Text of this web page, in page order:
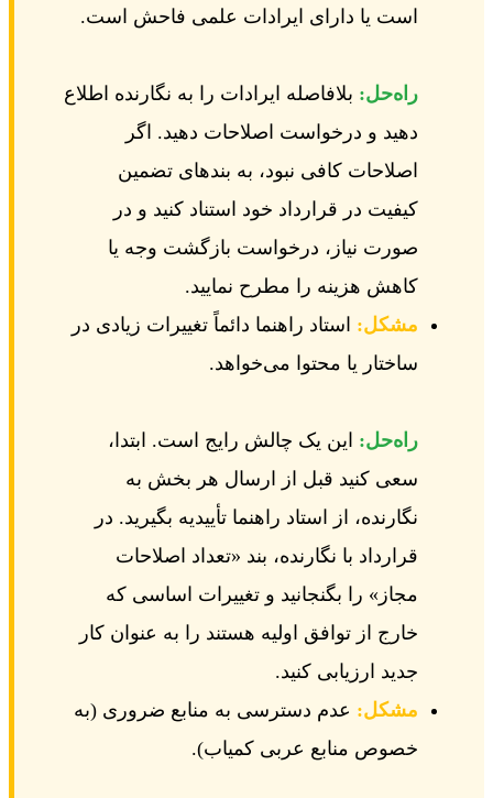
است یا دارای ایرادات علمی فاحش است.
راه‌حل: بلافاصله ایرادات را به نگارنده اطلاع
دهید و درخواست اصلاحات دهید. اگر
اصلاحات کافی نبود، به بندهای تضمین
کیفیت در قرارداد خود استناد کنید و در
صورت نیاز، درخواست بازگشت وجه یا
کاهش هزینه را مطرح نمایید.
مشکل: استاد راهنما دائماً تغییرات زیادی در
ساختار یا محتوا می‌خواهد.
راه‌حل: این یک چالش رایج است. ابتدا،
سعی کنید قبل از ارسال هر بخش به
نگارنده، از استاد راهنما تأییدیه بگیرید. در
قرارداد با نگارنده، بند «تعداد اصلاحات
مجاز» را بگنجانید و تغییرات اساسی که
خارج از توافق اولیه هستند را به عنوان کار
جدید ارزیابی کنید.
مشکل: عدم دسترسی به منابع ضروری (به
خصوص منابع عربی کمیاب).